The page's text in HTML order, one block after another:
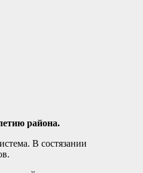
района.
В состязании